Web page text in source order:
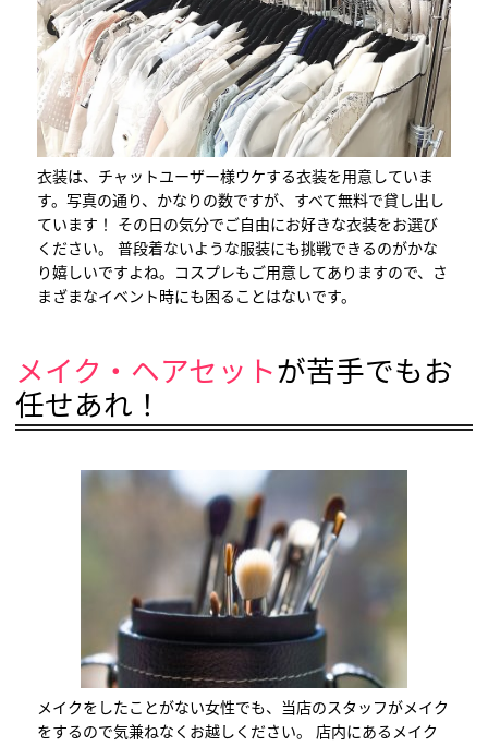
衣装は、チャットユーザー様ウケする衣装を用意していま
す。写真の通り、かなりの数ですが、すべて無料で貸し出し
ています！ その日の気分でご自由にお好きな衣装をお選び
ください。 普段着ないような服装にも挑戦できるのがかな
り嬉しいですよね。コスプレもご用意してありますので、さ
まざまなイベント時にも困ることはないです。
メイク・ヘアセットが苦手でもお
任せあれ！
メイクをしたことがない女性でも、当店のスタッフがメイク
をするので気兼ねなくお越しください。 店内にあるメイク